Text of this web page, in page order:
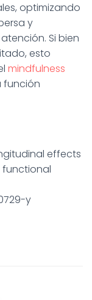
optimizando
y
Si bien
esto
mindfulness
función
effects
y